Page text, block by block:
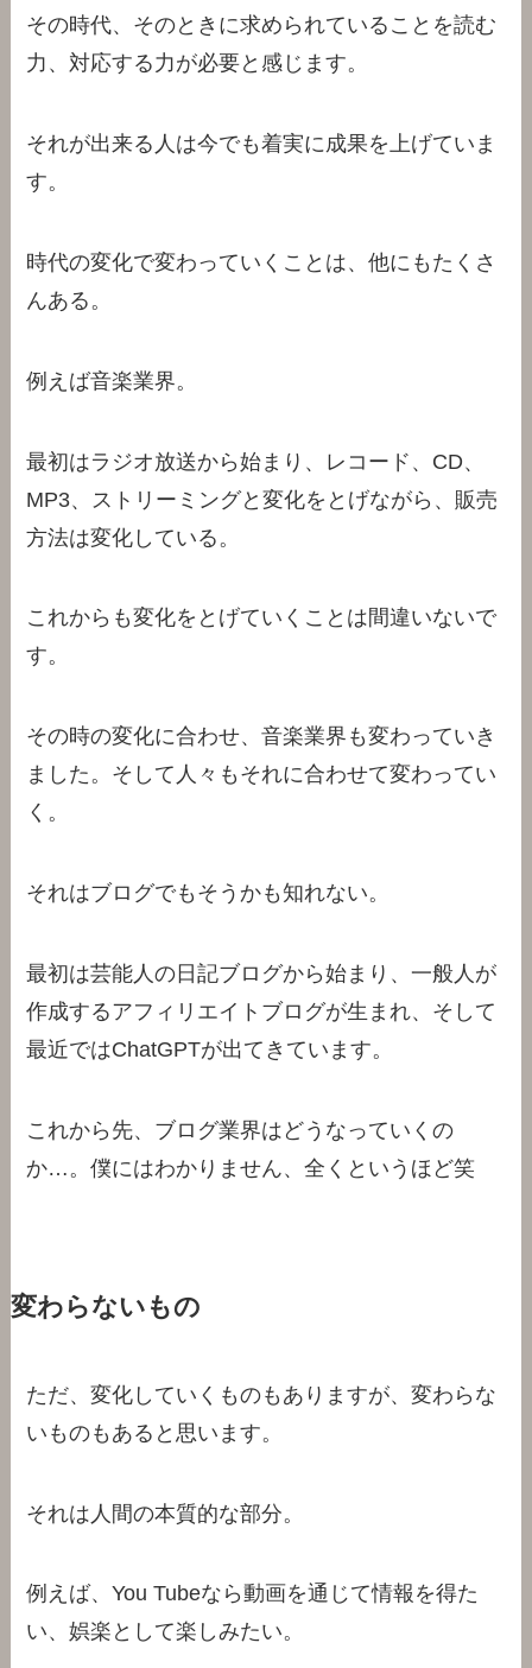
その時代、そのときに求められていることを読む
力、対応する力が必要と感じます。
それが出来る人は今でも着実に成果を上げていま
す。
時代の変化で変わっていくことは、他にもたくさ
んある。
例えば音楽業界。
最初はラジオ放送から始まり、レコード、CD、
MP3、ストリーミングと変化をとげながら、販売
方法は変化している。
これからも変化をとげていくことは間違いないで
す。
その時の変化に合わせ、音楽業界も変わっていき
ました。そして人々もそれに合わせて変わってい
く。
それはブログでもそうかも知れない。
最初は芸能人の日記ブログから始まり、一般人が
作成するアフィリエイトブログが生まれ、そして
最近ではChatGPTが出てきています。
これから先、ブログ業界はどうなっていくの
か…。僕にはわかりません、全くというほど笑
変わらないもの
ただ、変化していくものもありますが、変わらな
いものもあると思います。
それは人間の本質的な部分。
例えば、You Tubeなら動画を通じて情報を得た
い、娯楽として楽しみたい。